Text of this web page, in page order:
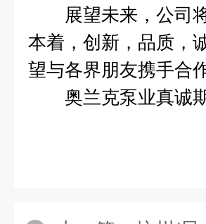
展望未来，公司将
本着，创新，品质，
望与各界朋友携手合
奥兰克泵业真诚期